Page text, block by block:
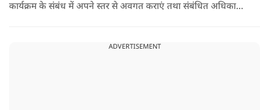
कार्यक्रम के संबंध में अपने स्तर से अवगत कराएं तथा संबंधित अधिकारी
मुख्य सचिव, माध्यमिक शिक्षा, पार्थ सारथी सेन शर्मा ने बताया कि मुख्य
ADVERTISEMENT